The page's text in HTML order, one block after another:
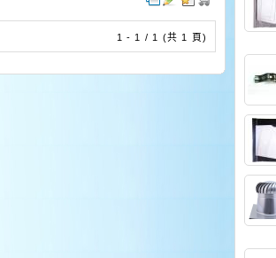
1 - 1 / 1 (共 1 頁)